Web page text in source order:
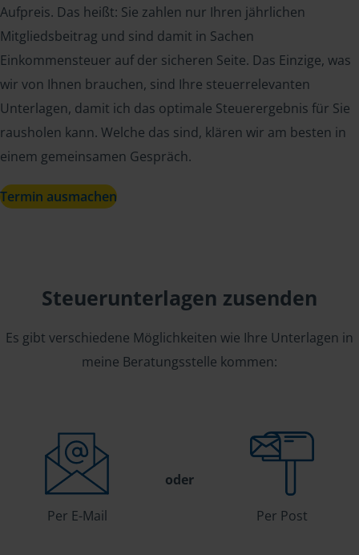
Aufpreis. Das heißt: Sie zahlen nur Ihren jährlichen
Mitgliedsbeitrag und sind damit in Sachen
Einkommensteuer auf der sicheren Seite. Das Einzige, was
wir von Ihnen brauchen, sind Ihre steuerrelevanten
Unterlagen, damit ich das optimale Steuerergebnis für Sie
rausholen kann. Welche das sind, klären wir am besten in
einem gemeinsamen Gespräch.
Termin ausmachen
Steuerunterlagen zusenden
Es gibt verschiedene Möglichkeiten wie Ihre Unterlagen in
meine Beratungsstelle kommen:
Per E-Mail
oder
Per Post